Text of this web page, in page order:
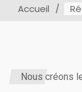
Accueil
Nous créons